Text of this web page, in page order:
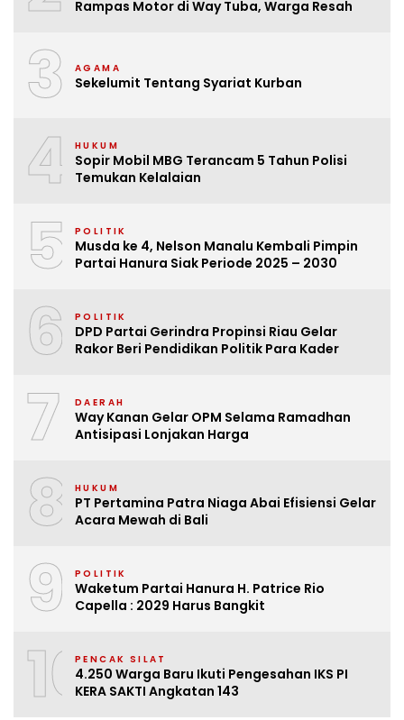
Rampas Motor di Way Tuba, Warga Resah
3 AGAMA
Sekelumit Tentang Syariat Kurban
4 HUKUM
Sopir Mobil MBG Terancam 5 Tahun Polisi
Temukan Kelalaian
5 POLITIK
Musda ke 4, Nelson Manalu Kembali Pimpin
Partai Hanura Siak Periode 2025 – 2030
6 POLITIK
DPD Partai Gerindra Propinsi Riau Gelar
Rakor Beri Pendidikan Politik Para Kader
7 DAERAH
Way Kanan Gelar OPM Selama Ramadhan
Antisipasi Lonjakan Harga
8 HUKUM
PT Pertamina Patra Niaga Abai Efisiensi Gelar
Acara Mewah di Bali
9 POLITIK
Waketum Partai Hanura H. Patrice Rio
Capella : 2029 Harus Bangkit
10PENCAK SILAT
4.250 Warga Baru Ikuti Pengesahan IKS PI
KERA SAKTI Angkatan 143